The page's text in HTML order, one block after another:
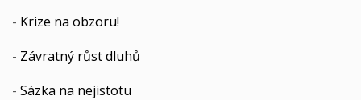
- Krize na obzoru!
- Závratný růst dluhů
- Sázka na nejistotu